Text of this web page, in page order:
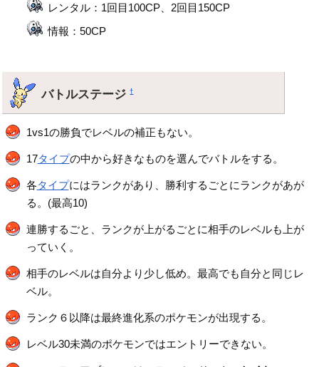
レンタル：1回目100CP、2回目150CP
情報：50CP
バトルステージ†
1vs1の勝負でレベルの補正もない。
17タイプの中から好きなものを選んでバトルをする。
各タイプにはランクがあり、勝利するごとにランクがあが
る。(最高10)
連勝するごと、ランクが上がるごとに相手のレベルも上が
っていく。
相手のレベルは自分より少し低め。最高でも自分と同じレ
ベル。
ランク６以降は最終進化系のポケモンが出現する。
レベル30未満のポケモンではエントリーできない。